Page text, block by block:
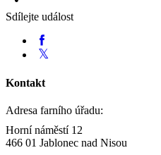
Sdílejte událost
Kontakt
Adresa farního úřadu:
Horní náměstí 12
466 01 Jablonec nad Nisou